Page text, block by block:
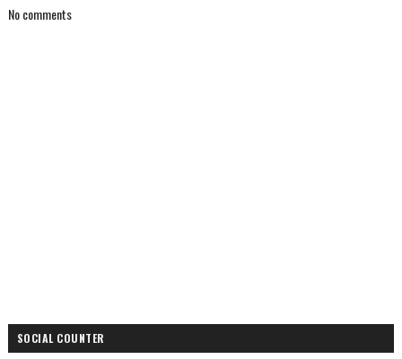
No comments
SOCIAL COUNTER